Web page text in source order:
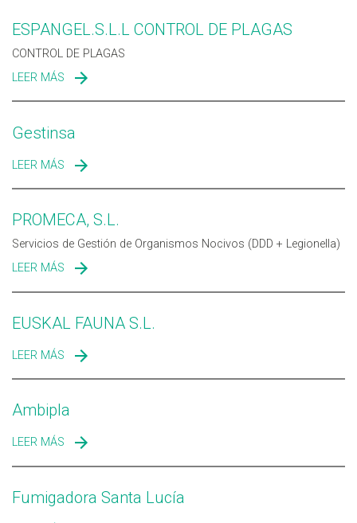
ESPANGEL.S.L.L CONTROL DE PLAGAS
CONTROL DE PLAGAS
LEER MÁS SOBRE ESPANGEL.S.L.L CONTROL DE PLAGAS
Gestinsa
LEER MÁS SOBRE GESTINSA
PROMECA, S.L.
Servicios de Gestión de Organismos Nocivos (DDD + Legionella)
LEER MÁS SOBRE PROMECA, S.L.
EUSKAL FAUNA S.L.
LEER MÁS SOBRE EUSKAL FAUNA S.L.
Ambipla
LEER MÁS SOBRE AMBIPLA
Fumigadora Santa Lucía